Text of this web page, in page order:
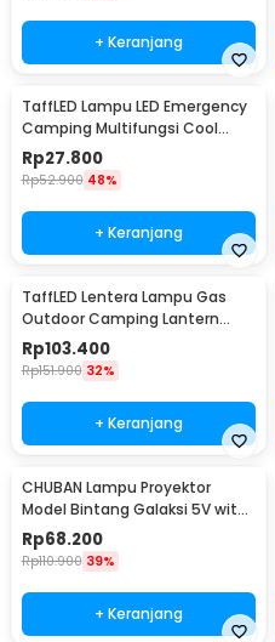
+ Keranjang
TaffLED Lampu LED Emergency
Camping Multifungsi Cool
White 10W 1200mAh - LB171
Rp27.800
Rp52.900 48%
+ Keranjang
TaffLED Lentera Lampu Gas
Outdoor Camping Lantern
Lamp - BRS-55
Rp103.400
Rp151.900 32%
+ Keranjang
CHUBAN Lampu Proyektor
Model Bintang Galaksi 5V with
Remote Control - HR-F2
Rp68.200
Rp110.900 39%
+ Keranjang